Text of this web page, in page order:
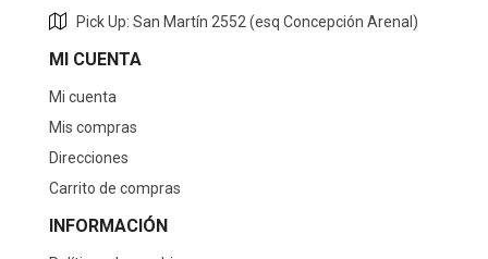
Pick Up: San Martín 2552 (esq Concepción Arenal)
MI CUENTA
Mi cuenta
Mis compras
Direcciones
Carrito de compras
INFORMACIÓN